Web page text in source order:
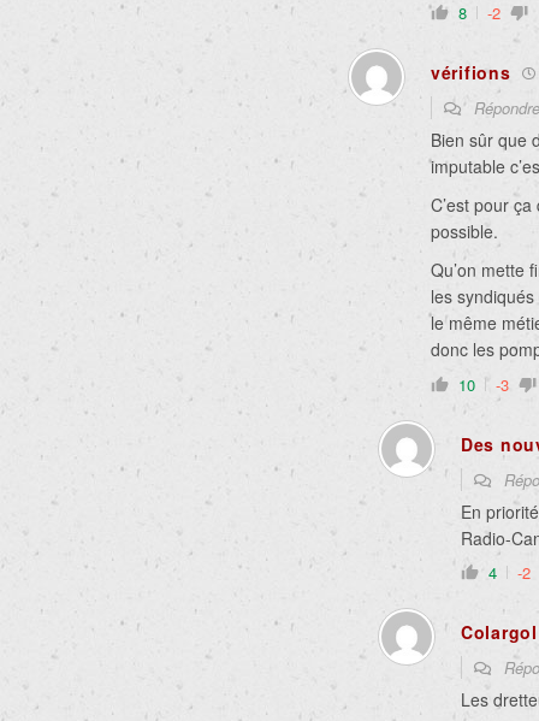
8 -2
vérifions
Bien sûr que
imputable
C’est pour
possible.
Qu’on mette
les
le même
donc les
10 -3
Des
En
Radio-
4 -2
Les